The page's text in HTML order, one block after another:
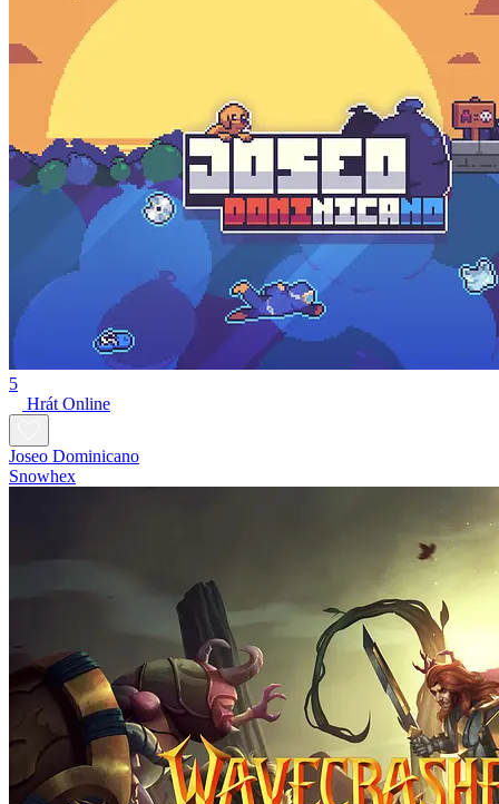
5
Hrát Online
Joseo Dominicano
Snowhex